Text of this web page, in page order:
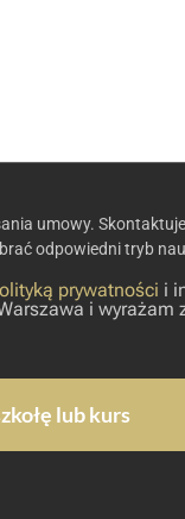
umowy.
odpowiedni tryb
prywatności i
i wyrażam